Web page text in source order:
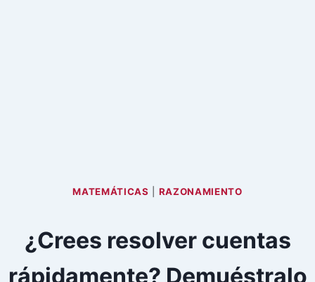
MATEMÁTICAS RAZONAMIENTO
¿Crees resolver cuentas
rápidamente? Demuéstralo